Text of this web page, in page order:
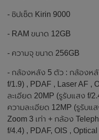
- ชิปเซ็ต Kirin 9000
- RAM ขนาด 12GB
- ความจุ ขนาด 256GB
- กล้องหลัง 5 ตัว : กล้องหลั
f/1.9) , PDAF , Laser AF ,
ละเอียด 20MP (รูรับแสง f/
ความละเอียด 12MP (รูรับแ
Zoom 3 เท่า + กล้อง
f/4.4) , PDAF, OIS ,